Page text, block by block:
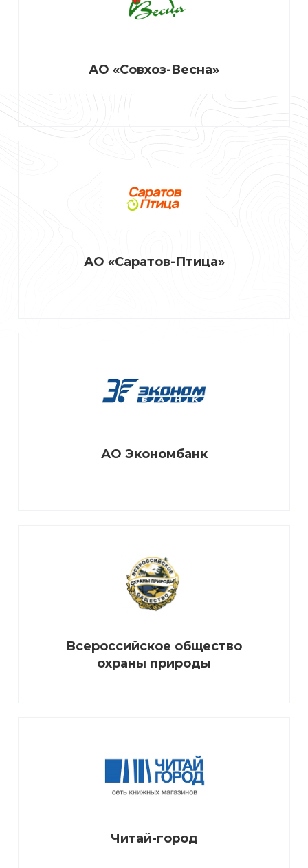
АО «Совхоз-Весна»
АО «Саратов-Птица»
АО Экономбанк
Всероссийское общество
охраны природы
Читай-город